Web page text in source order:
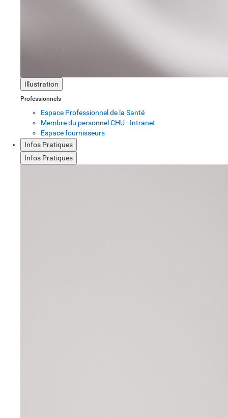
Illustration
Professionnels
Espace Professionnel de la Santé
Membre du personnel CHU - Intranet
Espace fournisseurs
Infos Pratiques
Infos Pratiques